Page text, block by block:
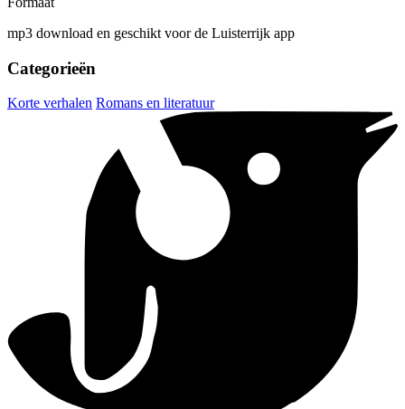
mp3 download en geschikt voor de Luisterrijk app
Categorieën
Korte verhalen Romans en literatuur